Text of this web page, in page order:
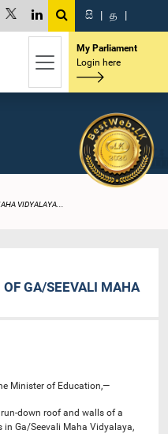
සි | த |
My Parliament
Login here
VIDYALAYA...
GA/SEEVALI MAHA
Minister of Education,—
down roof and walls of a
Ga/Seevali Maha Vidyalaya,